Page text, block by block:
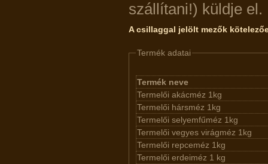
szállítani!) küldje el.
A csillaggal jelölt mezők
Termék adatai
Termék neve
Termelői akácméz 1kg
Termelői hársméz 1kg
Termelői selyemfűméz 1kg
Termelői vegyes virágméz 1kg
Termelői repceméz 1kg
Termelői erdeiméz 1 kg